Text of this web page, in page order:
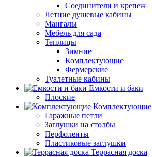
Соединители и крепеж
Летние душевые кабины
Мангалы
Мебель для сада
Теплицы
Зимние
Комплектующие
Фермерские
Туалетные кабины
Емкости и баки
Плоские
Комплектующие
Гаражные петли
Заглушки на столбы
Перфоленты
Пластиковые заглушки
Террасная доска